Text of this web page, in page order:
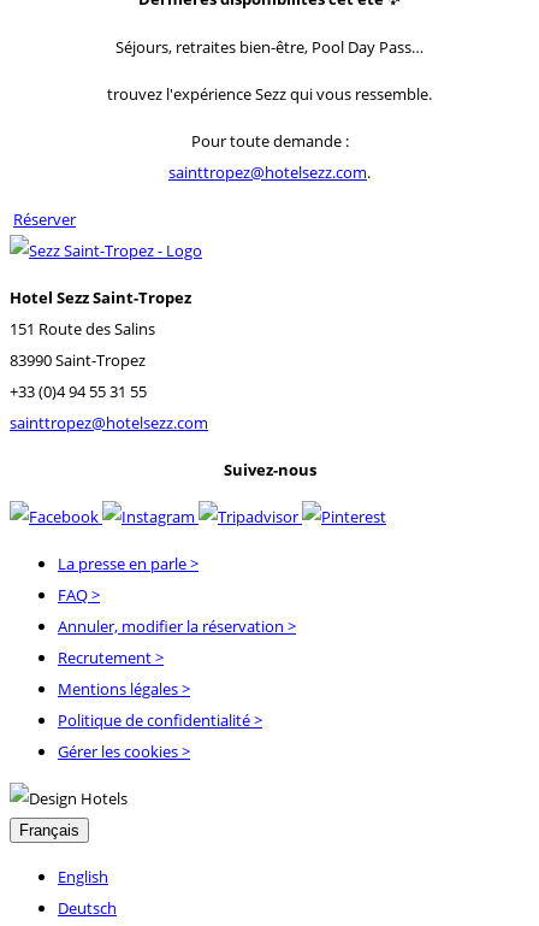
Séjours, retraites bien-être, Pool Day Pass…
trouvez l'expérience Sezz qui vous ressemble.
Pour toute demande :
sainttropez@hotelsezz.com.
Réserver
Hotel Sezz Saint-Tropez
151 Route des Salins
83990 Saint-Tropez
+33 (0)4 94 55 31 55
sainttropez@hotelsezz.com
Suivez-nous
La presse en parle>
FAQ>
Annuler, modifier la réservation >
Recrutement>
Mentions légales>
Politique de confidentialité>
Gérer les cookies >
Français
English
Deutsch